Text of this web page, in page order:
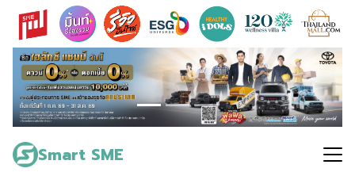
Skip
content
Smart SME
Search
for: